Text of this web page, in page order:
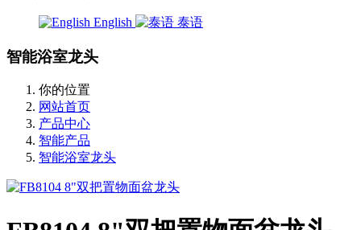
English 泰语
智能浴室龙头
你的位置
网站首页
产品中心
智能产品
智能浴室龙头